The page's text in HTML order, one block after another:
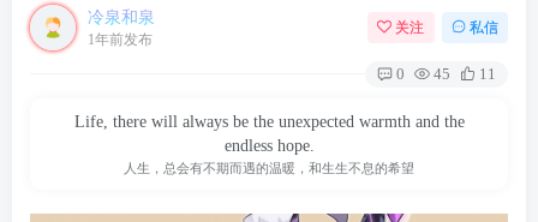
冷泉和泉
1年前发布
关注 私信
0 45 11
Life, there will always be the unexpected warmth and the
endless hope.
人生，总会有不期而遇的温暖，和生生不息的希望